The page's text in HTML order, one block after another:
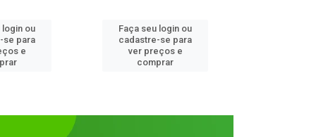
login ou
se para
e
Faça seu login ou
cadastre-se para
ver preços e
comprar